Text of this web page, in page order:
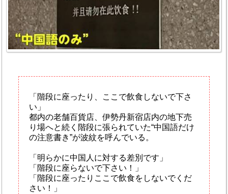
「階段に座ったり、ここで飲食しないで下さ
い」
都内の老舗百貨店、伊勢丹新宿店内の地下売
り場へと続く階段に張られていた“中国語だけ
の注意書き”が波紋を呼んでいる。
「明らかに中国人に対する差別です」
「階段に座らないで下さい！」
「階段に座ったりここで飲食をしないでくだ
さい！」